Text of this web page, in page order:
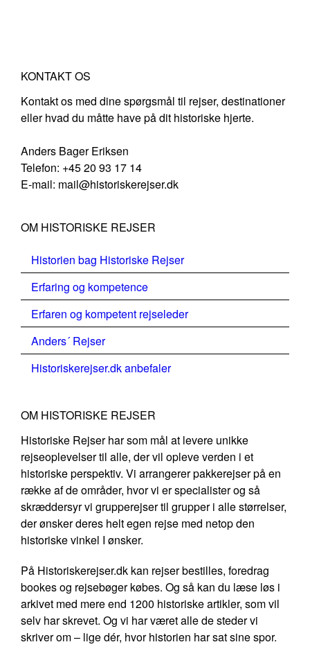
KONTAKT OS
Kontakt os med dine spørgsmål til rejser, destinationer
eller hvad du måtte have på dit historiske hjerte.
Anders Bager Eriksen
Telefon: +45 20 93 17 14
E-mail: mail@historiskerejser.dk
OM HISTORISKE REJSER
Historien bag Historiske Rejser
Erfaring og kompetence
Erfaren og kompetent rejseleder
Anders´ Rejser
Historiskerejser.dk anbefaler
OM HISTORISKE REJSER
Historiske Rejser har som mål at levere unikke
rejseoplevelser til alle, der vil opleve verden i et
historiske perspektiv. Vi arrangerer pakkerejser på en
række af de områder, hvor vi er specialister og så
skræddersyr vi grupperejser til grupper i alle størrelser,
der ønsker deres helt egen rejse med netop den
historiske vinkel I ønsker.
På Historiskerejser.dk kan rejser bestilles, foredrag
bookes og rejsebøger købes. Og så kan du læse løs i
arkivet med mere end 1200 historiske artikler, som vil
selv har skrevet. Og vi har været alle de steder vi
skriver om – lige dér, hvor historien har sat sine spor.